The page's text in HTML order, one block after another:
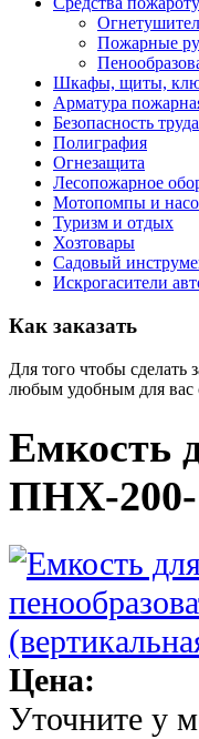
Пожарные
Шкафы, щиты,
Арматура
Безопасность
Полиграфия
Огнезащита
Лесопожарное
Мотопомпы и
Туризм и отдых
Хозтовары
Садовый
Искрогасители
Как заказать
Для того чтобы сделать
любым удобным для вас
Емкость
ПНХ-200-
Цена:
Уточните у